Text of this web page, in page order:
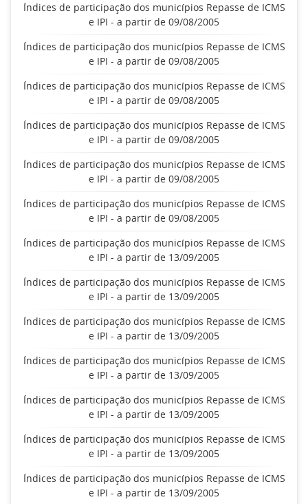
Índices de participação dos municípios Repasse de ICMS
e IPI - a partir de 09/08/2005
Índices de participação dos municípios Repasse de ICMS
e IPI - a partir de 09/08/2005
Índices de participação dos municípios Repasse de ICMS
e IPI - a partir de 09/08/2005
Índices de participação dos municípios Repasse de ICMS
e IPI - a partir de 09/08/2005
Índices de participação dos municípios Repasse de ICMS
e IPI - a partir de 09/08/2005
Índices de participação dos municípios Repasse de ICMS
e IPI - a partir de 09/08/2005
Índices de participação dos municípios Repasse de ICMS
e IPI - a partir de 13/09/2005
Índices de participação dos municípios Repasse de ICMS
e IPI - a partir de 13/09/2005
Índices de participação dos municípios Repasse de ICMS
e IPI - a partir de 13/09/2005
Índices de participação dos municípios Repasse de ICMS
e IPI - a partir de 13/09/2005
Índices de participação dos municípios Repasse de ICMS
e IPI - a partir de 13/09/2005
Índices de participação dos municípios Repasse de ICMS
e IPI - a partir de 13/09/2005
Índices de participação dos municípios Repasse de ICMS
e IPI - a partir de 13/09/2005